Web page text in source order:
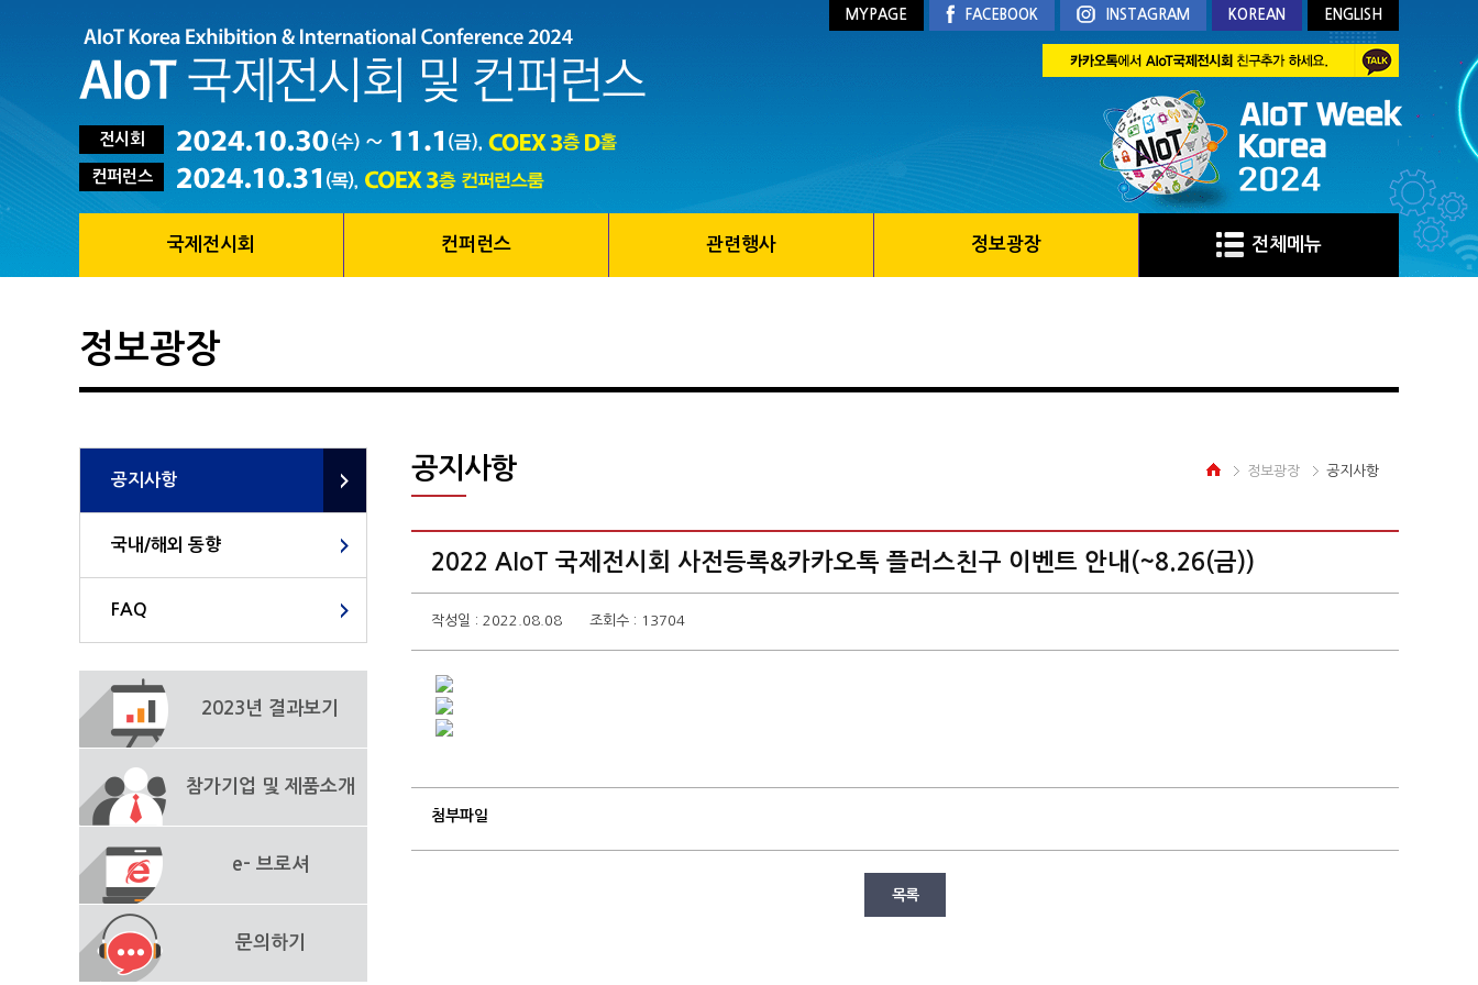
MYPAGE FACEBOOK INSTAGRAM KOREAN ENGLISH
전시회
컨퍼런스
국제전시회 컨퍼런스 관련행사 정보광장 전체메뉴
정보광장
공지사항
국내/해외 동향
FAQ
2023년 결과보기
참가기업 및 제품소개
e- 브로셔
문의하기
공지사항 정보광장 공지사항
2022 AIoT 국제전시회 사전등록&카카오톡 플러스친구 이벤트 안내(~8.26(금))
작성일 : 2022.08.08 조회수 : 13704
첨부파일
목록